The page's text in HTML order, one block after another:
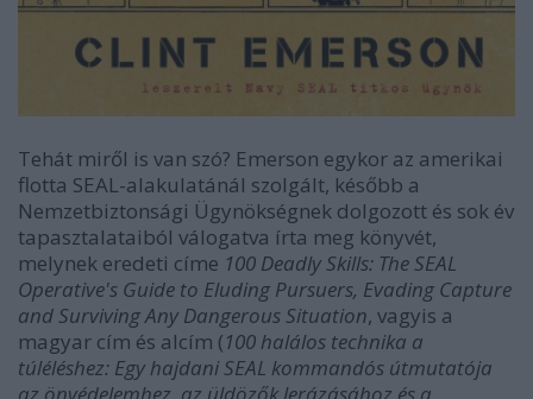
Tehát miről is van szó? Emerson egykor az amerikai
flotta SEAL-alakulatánál szolgált, később a
Nemzetbiztonsági Ügynökségnek dolgozott és sok év
tapasztalataiból válogatva írta meg könyvét,
melynek eredeti címe 100 Deadly Skills: The SEAL
Operative's Guide to Eluding Pursuers, Evading Capture
and Surviving Any Dangerous Situation, vagyis a
magyar cím és alcím (100 halálos technika a
túléléshez: Egy hajdani SEAL kommandós útmutatója